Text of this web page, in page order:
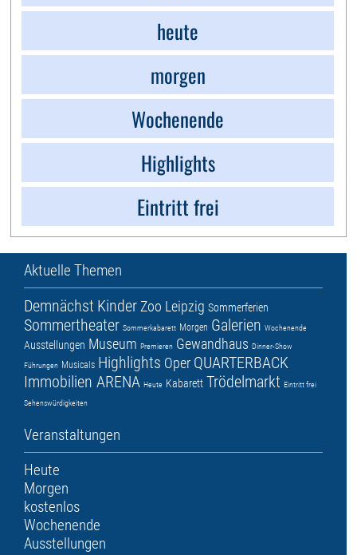
heute
morgen
Wochenende
Highlights
Eintritt frei
Aktuelle Themen
Demnächst KinderZoo Leipzig Sommerferien
Sommertheater Sommerkabarett Morgen Galerien Wochenende
Ausstellungen Museum Premieren Gewandhaus Dinner-Show
Führungen Musicals Highlights Oper QUARTERBACK
Immobilien ARENA Heute Kabarett Trödelmarkt Eintritt frei
Sehenswürdigkeiten
Veranstaltungen
Heute
Morgen
kostenlos
Wochenende
Ausstellungen